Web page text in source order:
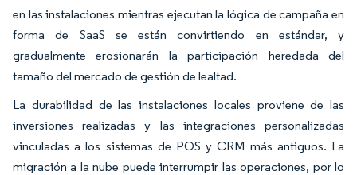
en las instalaciones mientras ejecutan la lógica de campaña en
forma de SaaS se están convirtiendo en estándar, y
gradualmente erosionarán la participación heredada del
tamaño del mercado de gestión de lealtad.
La durabilidad de las instalaciones locales proviene de las
inversiones realizadas y las integraciones personalizadas
vinculadas a los sistemas de POS y CRM más antiguos. La
migración a la nube puede interrumpir las operaciones, por lo